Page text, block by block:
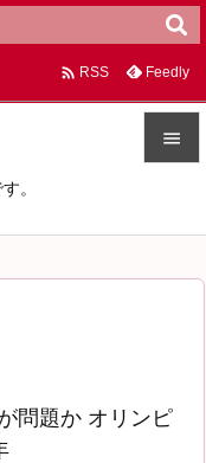


 RSS Feedly
。
問題か オリンピ